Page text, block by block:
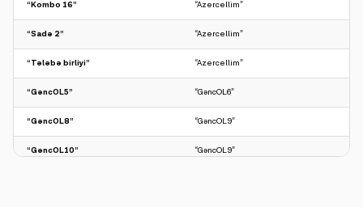
“Kombo 16” “Azercellim”
“Sadə 2” “Azercellim”
“Tələbə birliyi” “Azercellim”
“GəncOL5” “GəncOL6”
“GəncOL8” “GəncOL9”
“GəncOL10” “GəncOL9”